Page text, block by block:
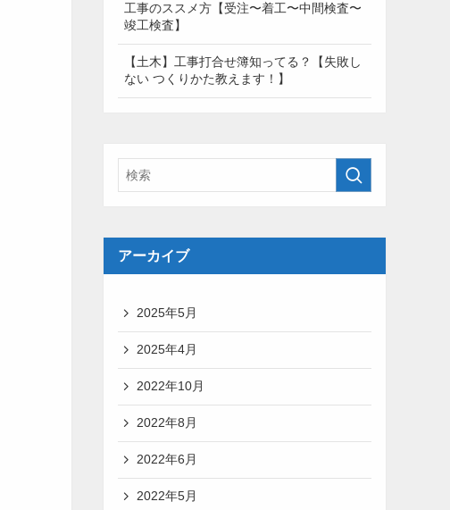
工事のススメ方【受注〜着工〜中間検査〜
竣工検査】
【土木】工事打合せ簿知ってる？【失敗し
ない つくりかた教えます！】
アーカイブ
2025年5月
2025年4月
2022年10月
2022年8月
2022年6月
2022年5月